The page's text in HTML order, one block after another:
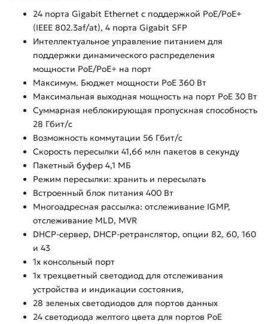
24 порта Gigabit Ethernet с поддержкой PoE/PoE+
(IEEE 802.3af/at), 4 порта Gigabit SFP
Интеллектуальное управление питанием для
поддержки динамического распределения
мощности PoE/PoE+ на порт
Максимум. Бюджет мощности PoE 360 Вт
Максимальная выходная мощность на порт PoE 30 Вт
Суммарная неблокирующая пропускная способность
28 Гбит/с
Возможность коммутации 56 Гбит/с
Скорость пересылки 41,66 млн пакетов в секунду
Пакетный буфер 4,1 МБ
Режим пересылки: хранить и пересылать
Встроенный блок питания 400 Вт
Многоадресная рассылка: отслеживание IGMP,
отслеживание MLD, MVR
DHCP-сервер, DHCP-ретранслятор, опции 82, 60, 160
и 43
1x консольный порт
1x трехцветный светодиод для отслеживания
устройства и индикации состояния,
28 зеленых светодиодов для портов данных
24 светодиода желтого цвета для портов PoE